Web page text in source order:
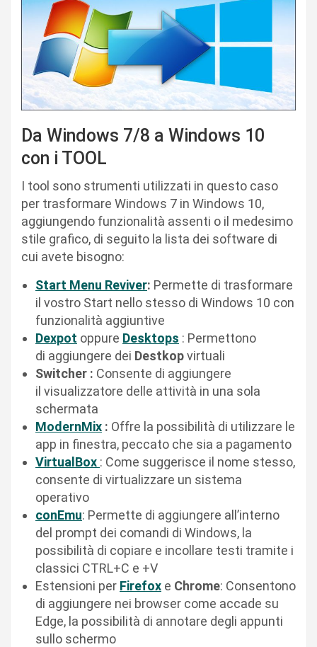
Da Windows 7/8 a Windows 10
con i TOOL
I tool sono strumenti utilizzati in questo caso
per trasformare Windows 7 in Windows 10,
aggiungendo funzionalità assenti o il medesimo
stile grafico, di seguito la lista dei software di
cui avete bisogno:
Start Menu Reviver: Permette di trasformare
il vostro Start nello stesso di Windows 10 con
funzionalità aggiuntive
Dexpot oppure Desktops : Permettono
di aggiungere dei Destkopvirtuali
Switcher : Consente di aggiungere
il visualizzatore delle attività in una sola
schermata
ModernMix : Offre la possibilità di utilizzare le
app in finestra, peccato che sia a pagamento
VirtualBox : Come suggerisce il nome stesso,
consente di virtualizzare un sistema
operativo
conEmu: Permette di aggiungere all’interno
del prompt dei comandi di Windows, la
possibilità di copiare e incollare testi tramite i
classici CTRL+C e +V
Estensioni per Firefox e Chrome: Consentono
di aggiungere nei browser come accade su
Edge, la possibilità di annotare degli appunti
sullo schermo